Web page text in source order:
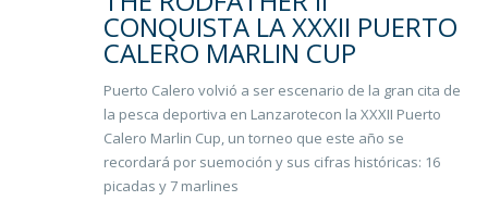
CONQUISTA LA XXXII PUERTO
CALERO MARLIN CUP
Puerto Calero volvió a ser escenario de la gran cita de
la pesca deportiva en Lanzarotecon la XXXII Puerto
Calero Marlin Cup, un torneo que este año se
recordará por suemoción y sus cifras históricas: 16
picadas y 7 marlines